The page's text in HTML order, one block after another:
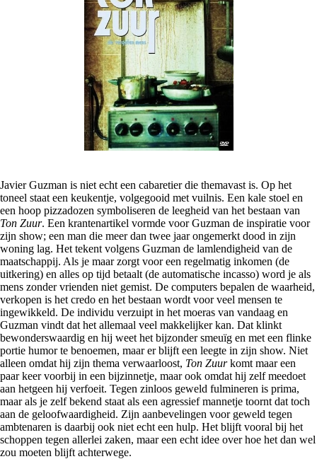
Javier Guzman is niet echt een cabaretier die themavast is. Op het
toneel staat een keukentje, volgegooid met vuilnis. Een kale stoel en
een hoop pizzadozen symboliseren de leegheid van het bestaan van
Ton Zuur. Een krantenartikel vormde voor Guzman de inspiratie voor
zijn show; een man die meer dan twee jaar ongemerkt dood in zijn
woning lag. Het tekent volgens Guzman de lamlendigheid van de
maatschappij. Als je maar zorgt voor een regelmatig inkomen (de
uitkering) en alles op tijd betaalt (de automatische incasso) word je als
mens zonder vrienden niet gemist. De computers bepalen de waarheid,
verkopen is het credo en het bestaan wordt voor veel mensen te
ingewikkeld. De individu verzuipt in het moeras van vandaag en
Guzman vindt dat het allemaal veel makkelijker kan. Dat klinkt
bewonderswaardig en hij weet het bijzonder smeuïg en met een flinke
portie humor te benoemen, maar er blijft een leegte in zijn show. Niet
alleen omdat hij zijn thema verwaarloost, Ton Zuurkomt maar een
paar keer voorbij in een bijzinnetje, maar ook omdat hij zelf meedoet
aan hetgeen hij verfoeit. Tegen zinloos geweld fulmineren is prima,
maar als je zelf bekend staat als een agressief mannetje toornt dat toch
aan de geloofwaardigheid. Zijn aanbevelingen voor geweld tegen
ambtenaren is daarbij ook niet echt een hulp. Het blijft vooral bij het
schoppen tegen allerlei zaken, maar een echt idee over hoe het dan wel
zou moeten blijft achterwege.